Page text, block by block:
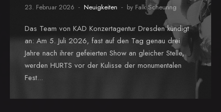
23. Februar 2026 Neuigkeiten by Falk Scheuring
Das Team von KAD Konzertagentur Dresden kündigt
an: Am 5. Juli 2026, fast auf den Tag genau drei
Jahre nach ihrer gefeierten Show an gleicher Stelle,
werden HURTS vor der Kulisse der monumentalen
Fest...